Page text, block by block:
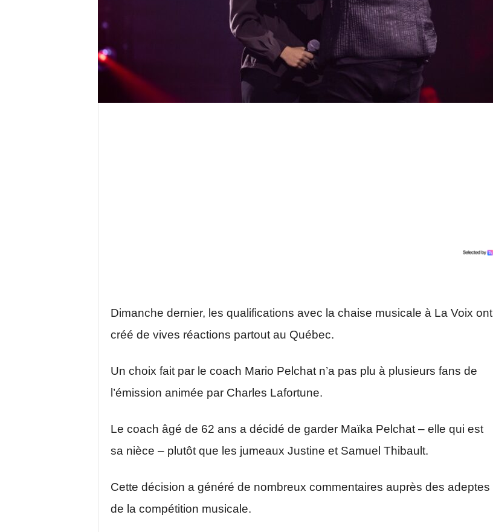
Dimanche dernier, les qualifications avec la chaise musicale à La Voix ont
créé de vives réactions partout au Québec.
Un choix fait par le coach Mario Pelchat n’a pas plu à plusieurs fans de
l’émission animée par Charles Lafortune.
Le coach âgé de 62 ans a décidé de garder Maïka Pelchat – elle qui est
sa nièce – plutôt que les jumeaux Justine et Samuel Thibault.
Cette décision a généré de nombreux commentaires auprès des adeptes
de la compétition musicale.